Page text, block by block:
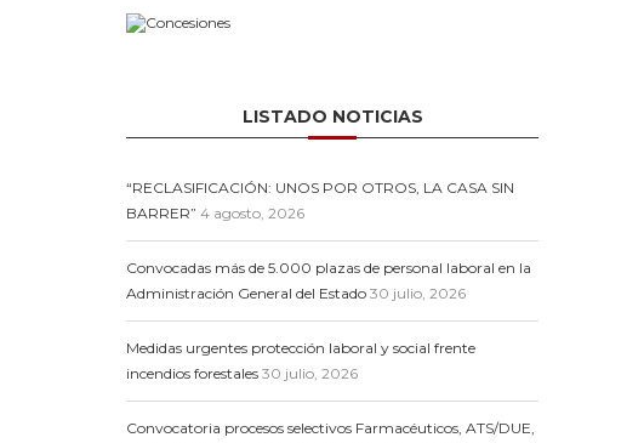
LISTADO NOTICIAS
“RECLASIFICACIÓN: UNOS POR OTROS, LA CASA SIN
BARRER” 4 agosto, 2026
Convocadas más de 5.000 plazas de personal laboral en la
Administración General del Estado 30 julio, 2026
Medidas urgentes protección laboral y social frente
incendios forestales 30 julio, 2026
Convocatoria procesos selectivos Farmacéuticos, ATS/DUE,